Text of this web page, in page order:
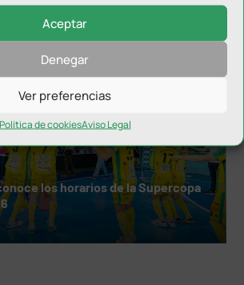
Aceptar
Denegar
Ver preferencias
Política de cookiesAviso Legal
los horarios de la Supercopa